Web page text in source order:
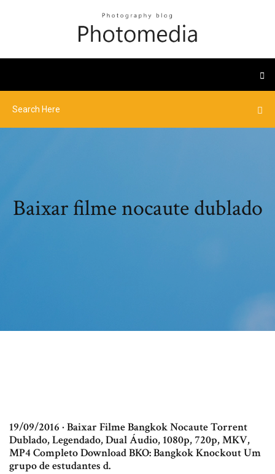
Baixar filme nocaute dublado
19/09/2016 · Baixar Filme Bangkok Nocaute Torrent
Dublado, Legendado, Dual Áudio, 1080p, 720p, MKV,
MP4 Completo Download BKO: Bangkok Knockout Um
grupo de estudantes d.